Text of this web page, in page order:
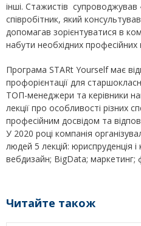
інші. Стажистів супроводжував
співробітник, який
допомагав зорієнтуватися в
набути необхідних професійних
Програма STARt Yourself має
профорієнтації для
ТОП-менеджери та керівники
лекції про особливості різних
професійним досвідом та
У 2020 році компанія
людей 5 лекцій: юриспруденція
вебдизайн; BigData; маркетинг;
Читайте також